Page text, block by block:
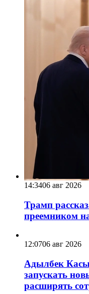
14:3406 авг 2026
Трамп
преемником
12:0706 авг 2026
Адылбек
запускать
расширять